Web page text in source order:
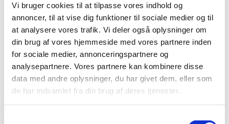
Vi bruger cookies til at tilpasse vores indhold og
annoncer, til at vise dig funktioner til sociale medier og til
at analysere vores trafik. Vi deler også oplysninger om
din brug af vores hjemmeside med vores partnere inden
for sociale medier, annonceringspartnere og
analysepartnere. Vores partnere kan kombinere disse
data med andre oplysninger, du har givet dem, eller som
de har indsamlet fra din brug af deres tjenester.
til årsskiftet.
For danske ansøgere, der deltager i konsortier med
britiske partnere, betyder det således:
At for den resterende periode af 2023, skal UK
partner indskrives i ansøgningen som
tilskudsmodtager, indtil det tidspunkt hvor en
ansøgning når udarbejdelsesfasen af
UKRI garantien sætter ind og sikre partneres